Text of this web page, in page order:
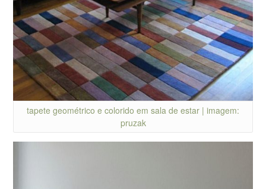
tapete geométrico e colorido em sala de estar | imagem:
pruzak